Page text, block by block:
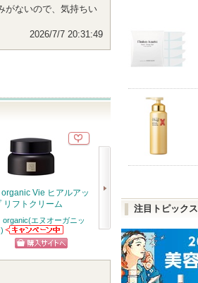
がないので、気持ちい
2026/7/7 20:31:49
organic Vie ヒアルアッ
リフトクリーム
organic(エヌオーガニッ
Ｎ organic(エヌ
オーガニック)か
らのお知らせが
ショッピン
PDRN ヒアルロン酸100
Anuaからのお知
らせがあります
ショッピン
グサイトへ
注目トピックス